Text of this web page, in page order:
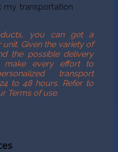
my transportation
you can get a
Given the variety of
the possible delivery
make every effort to
transport
to 48 hours. Refer to
Terms of use.